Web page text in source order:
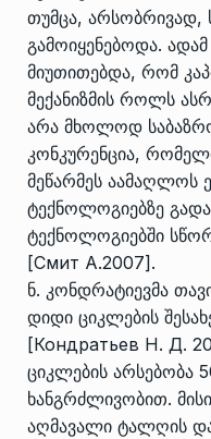
თუმცა, არსობრივად,
გამოიყენებოდა.
მიუთითებდა, რომ
მექანიზმის როლს
არა მხოლოდ
კონკურენცია,
მეწარმეს აამაღლოს
ტექნოლოგიებზე
ტექნოლოგიებში
[Смит А.2007].
ნ. კონდრატიევმა
დიდი ციკლების
[Кондратьев Н. Д.
ციკლების არსებობა
ხანგრძლივობით.
აღმავალი ტალღის